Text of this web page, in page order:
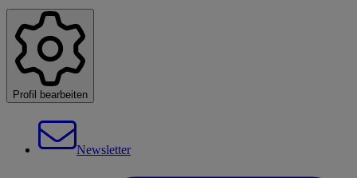
Profil bearbeiten
Newsletter